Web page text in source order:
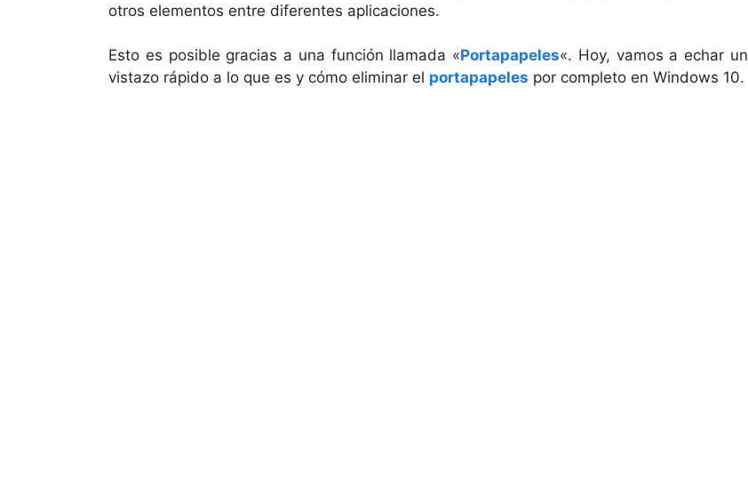
otros elementos entre diferentes aplicaciones.
Esto es posible gracias a una función llamada «Portapapeles«. Hoy, vamos a echar un
vistazo rápido a lo que es y cómo eliminar el portapapeles por completo en Windows 10.